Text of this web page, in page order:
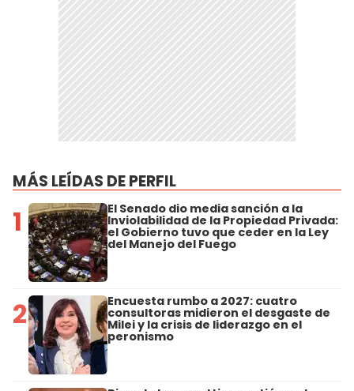
MÁS LEÍDAS DE PERFIL
1 El Senado dio media sanción a la
Inviolabilidad de la Propiedad Privada:
el Gobierno tuvo que ceder en la Ley
del Manejo del Fuego
2 Encuesta rumbo a 2027: cuatro
consultoras midieron el desgaste de
Milei y la crisis de liderazgo en el
peronismo